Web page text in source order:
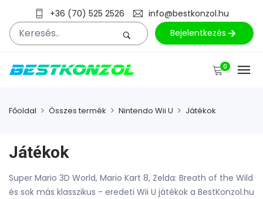
+36 (70) 525 2526
info@bestkonzol.hu
Bejelentkezés
0
Főoldal Összes termék Nintendo Wii U Játékok
Játékok
Super Mario 3D World, Mario Kart 8, Zelda: Breath of the Wild
és sok más klasszikus - eredeti Wii U játékok a BestKonzol.hu